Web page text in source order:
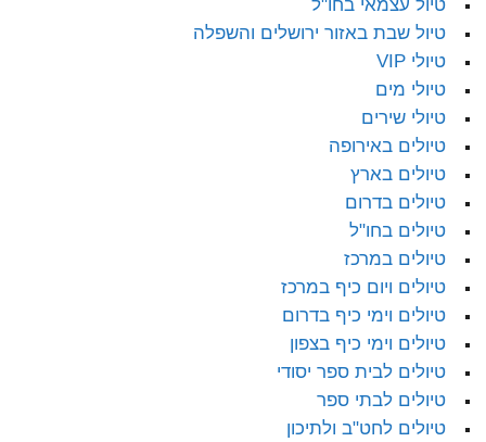
טיול עצמאי בחו"ל
טיול שבת באזור ירושלים והשפלה
טיולי VIP
טיולי מים
טיולי שירים
טיולים באירופה
טיולים בארץ
טיולים בדרום
טיולים בחו"ל
טיולים במרכז
טיולים ויום כיף במרכז
טיולים וימי כיף בדרום
טיולים וימי כיף בצפון
טיולים לבית ספר יסודי
טיולים לבתי ספר
טיולים לחט"ב ולתיכון